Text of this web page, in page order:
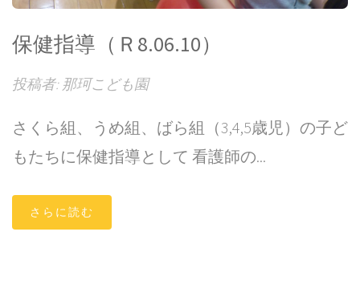
保健指導（Ｒ8.06.10）
投稿者: 那珂こども園
さくら組、うめ組、ばら組（3,4,5歳児）の子ど
もたちに保健指導として 看護師の...
さらに読む